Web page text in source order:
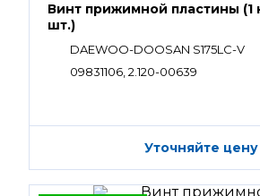
Винт прижимной пластины (1
шт.)
DAEWOO-DOOSAN S175LC-V
09831106, 2.120-00639
Уточняйте цену